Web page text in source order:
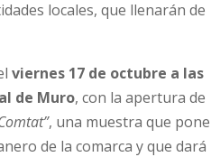
locales, que llenarán de
viernes 17 de octubre a las
de Muro, con la apertura de
, una muestra que pone
de la comarca y que dará